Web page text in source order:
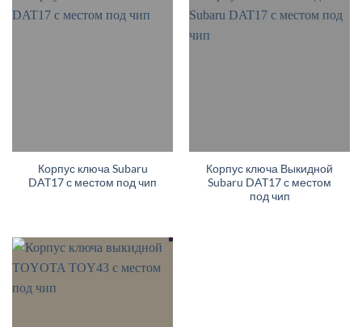
Корпус ключа Subaru
DAT17 с местом под чип
Корпус ключа Выкидной
Subaru DAT17 с местом
под чип